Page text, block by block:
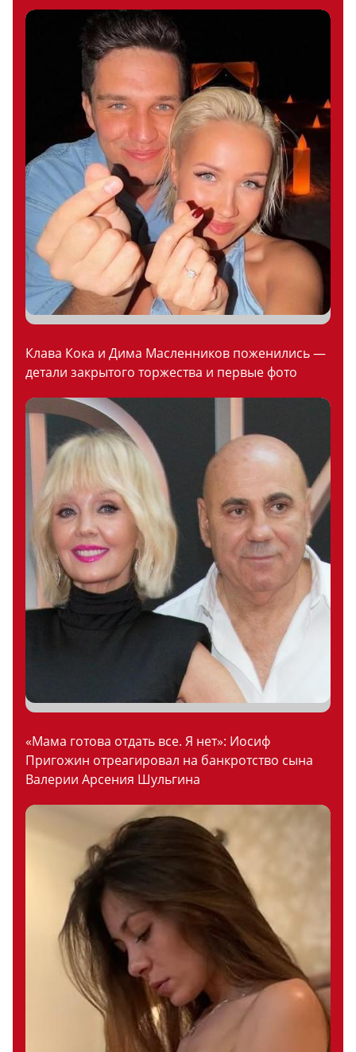
Клава Кока и Дима Масленников поженились —
детали закрытого торжества и первые фото
«Мама готова отдать все. Я нет»: Иосиф
Пригожин отреагировал на банкротство сына
Валерии Арсения Шульгина